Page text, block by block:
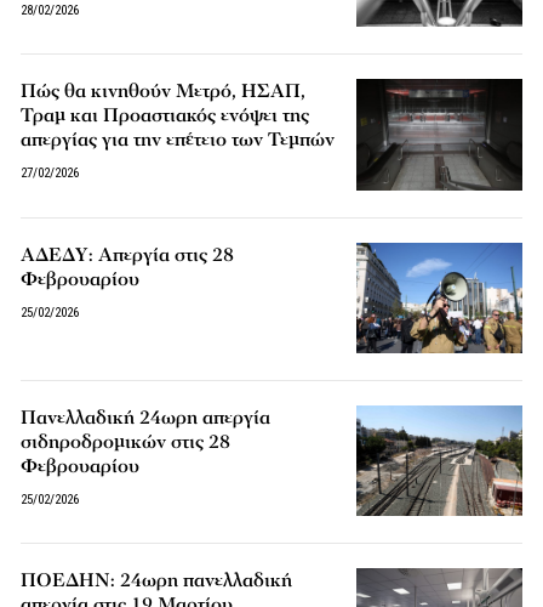
28/02/2026
Πώς θα κινηθούν Μετρό, ΗΣΑΠ,
Τραμ και Προαστιακός ενόψει της
απεργίας για την επέτειο των Τεμπών
27/02/2026
ΑΔΕΔΥ: Απεργία στις 28
Φεβρουαρίου
25/02/2026
Πανελλαδική 24ωρη απεργία
σιδηροδρομικών στις 28
Φεβρουαρίου
25/02/2026
ΠΟΕΔΗΝ: 24ωρη πανελλαδική